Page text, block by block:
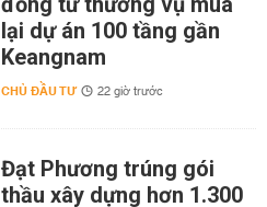
lại dự án 100 tầng gần
Keangnam
CHỦ ĐẦU TƯ 22 giờ trước
Đạt Phương trúng gói
thầu xây dựng hơn 1.300